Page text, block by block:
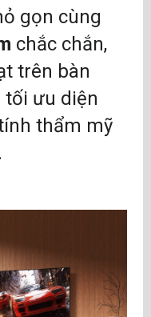
gọn cùng
chắc chắn,
trên bàn
tối ưu diện
thẩm mỹ